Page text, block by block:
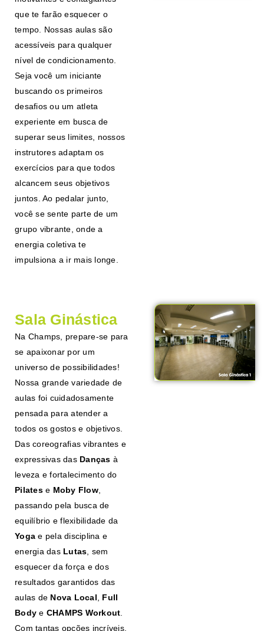
que te farão esquecer o
tempo. Nossas aulas são
acessíveis para qualquer
nível de condicionamento.
Seja você um iniciante
buscando os primeiros
desafios ou um atleta
experiente em busca de
superar seus limites, nossos
instrutores adaptam os
exercícios para que todos
alcancem seus objetivos
juntos. Ao pedalar junto,
você se sente parte de um
grupo vibrante, onde a
energia coletiva te
impulsiona a ir mais longe.
Sala Ginástica
Na Champs, prepare-se para
se apaixonar por um
universo de possibilidades!
Nossa grande variedade de
aulas foi cuidadosamente
pensada para atender a
todos os gostos e objetivos.
Das coreografias vibrantes e
expressivas das Danças à
leveza e fortalecimento do
Pilatese Moby Flow,
passando pela busca de
equilíbrio e flexibilidade da
Yoga e pela disciplina e
energia das Lutas , sem
esquecer da força e dos
resultados garantidos das
aulas de Nova Local
Full
Body e CHAMPS Workout
Com tantas opções incríveis,